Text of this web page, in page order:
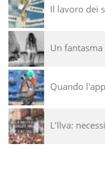
Il lavoro dei
Un
Quando
L’Ilva: